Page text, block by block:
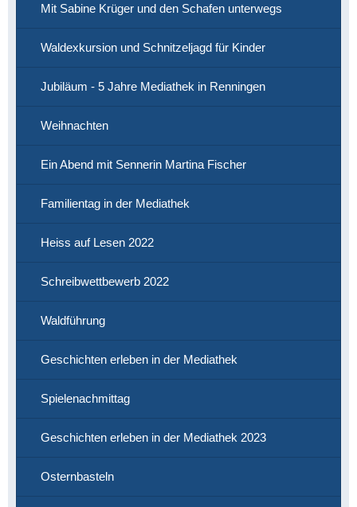
Mit Sabine Krüger und den Schafen unterwegs
Waldexkursion und Schnitzeljagd für Kinder
Jubiläum - 5 Jahre Mediathek in Renningen
Weihnachten
Ein Abend mit Sennerin Martina Fischer
Familientag in der Mediathek
Heiss auf Lesen 2022
Schreibwettbewerb 2022
Waldführung
Geschichten erleben in der Mediathek
Spielenachmittag
Geschichten erleben in der Mediathek 2023
Osternbasteln